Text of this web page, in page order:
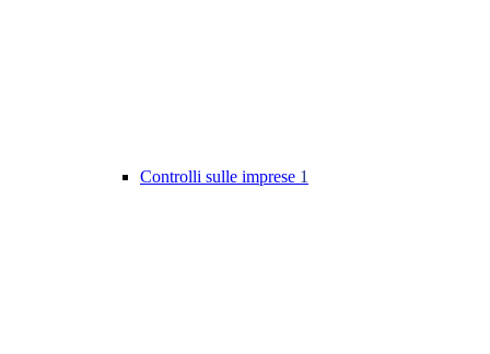
Controlli sulle imprese 1